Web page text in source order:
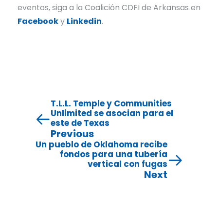
eventos, siga a la Coalición CDFI de Arkansas en
Facebooky Linkedin.
T.L.L. Temple y Communities
Unlimited se asocian para el
este de Texas
Previous
Un pueblo de Oklahoma recibe
fondos para una tubería
vertical con fugas
Next